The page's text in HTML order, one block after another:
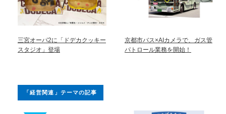
三宮オーパ2に「ドデカクッキー
スタジオ」登場
京都市バス×AIカメラで、ガス管
パトロール業務を開始！
「経営関連」テーマの記事